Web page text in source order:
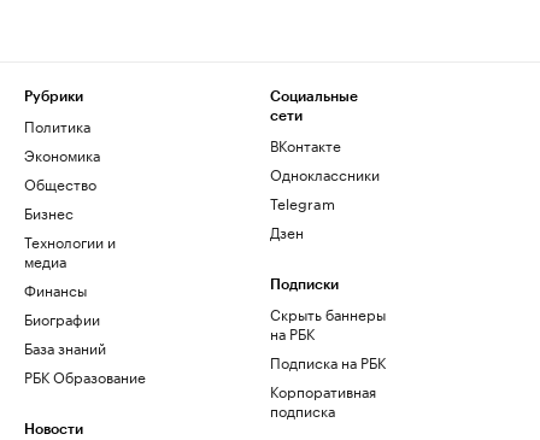
Рубрики
Политика
Экономика
Общество
Бизнес
Технологии и
медиа
Финансы
Биографии
База знаний
РБК Образование
Новости
Социальные
сети
ВКонтакте
Одноклассники
Telegram
Дзен
Подписки
Скрыть баннеры
на РБК
Подписка на РБК
Корпоративная
подписка